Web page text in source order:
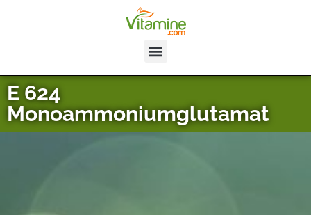
E 624
Monoammoniumglutamat